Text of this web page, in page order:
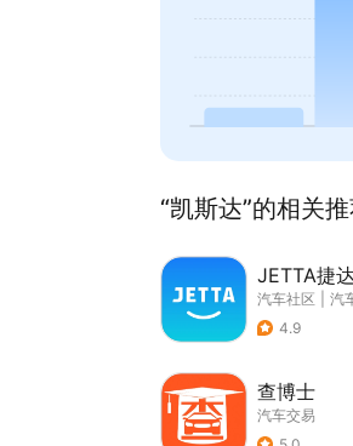
“凯斯达”的相关
JETTA捷达
汽车社区
汽
4.9
查博士
汽车交易